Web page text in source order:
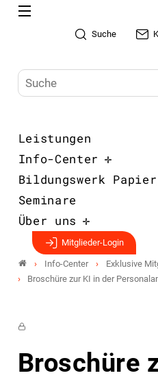
Suche
Leistungen
Info-Center
Bildungswerk
Seminare
Über uns
Mitglieder-Login
Info-Center
Exklusive
Broschüre zur KI in der
Broschüre